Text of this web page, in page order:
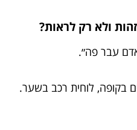
עבר פה״.
בקופה, לוחית רכב בשער.